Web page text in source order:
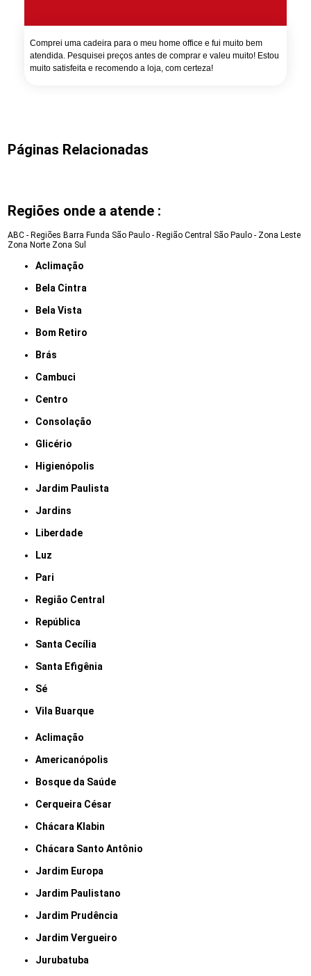
Comprei uma cadeira para o meu home office e fui muito bem
atendida. Pesquisei preços antes de comprar e valeu muito! Estou
muito satisfeita e recomendo a loja, com certeza!
Páginas Relacionadas
Regiões onde a atende :
ABC - Regiões Barra Funda São Paulo - Região Central São Paulo - Zona Leste
Zona Norte Zona Sul
Aclimação
Bela Cintra
Bela Vista
Bom Retiro
Brás
Cambuci
Centro
Consolação
Glicério
Higienópolis
Jardim Paulista
Jardins
Liberdade
Luz
Pari
Região Central
República
Santa Cecília
Santa Efigênia
Sé
Vila Buarque
Aclimação
Americanópolis
Bosque da Saúde
Cerqueira César
Chácara Klabin
Chácara Santo Antônio
Jardim Europa
Jardim Paulistano
Jardim Prudência
Jardim Vergueiro
Jurubatuba